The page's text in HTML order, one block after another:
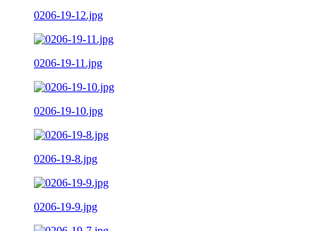
0206-19-12.jpg
0206-19-11.jpg
0206-19-10.jpg
0206-19-8.jpg
0206-19-9.jpg